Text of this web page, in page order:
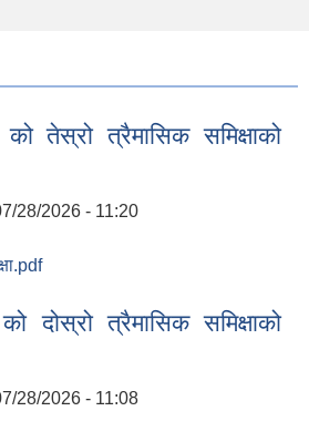
तेस्रो त्रैमासिक समिक्षाको
28/2026 - 11:20
त्रैमासिक समिक्षाको
28/2026 - 11:08